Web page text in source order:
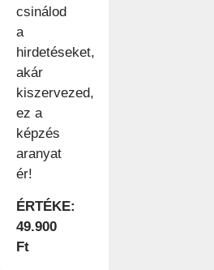
csinálod
a
hirdetéseket,
akár
kiszervezed,
ez a
képzés
aranyat
ér!
ÉRTÉKE:
49.900
Ft